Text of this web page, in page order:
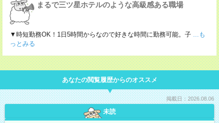
まるで三ツ星ホテルのような高級感ある職場
▼時短勤務OK！1日5時間からなので好きな時間に勤務可能。子 ...も
っとみる
あなたの閲覧履歴からのオススメ
掲載日：2026.08.06
未読